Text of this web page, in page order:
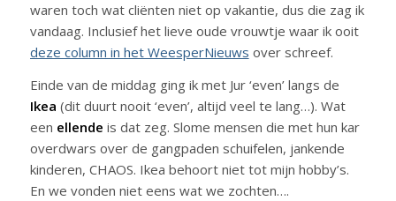
waren toch wat cliënten niet op vakantie, dus die zag ik
vandaag. Inclusief het lieve oude vrouwtje waar ik ooit
deze column in het WeesperNieuws over schreef.
Einde van de middag ging ik met Jur ‘even’ langs de
Ikea (dit duurt nooit ‘even’, altijd veel te lang…). Wat
een ellende is dat zeg. Slome mensen die met hun kar
overdwars over de gangpaden schuifelen, jankende
kinderen, CHAOS. Ikea behoort niet tot mijn hobby’s.
En we vonden niet eens wat we zochten….